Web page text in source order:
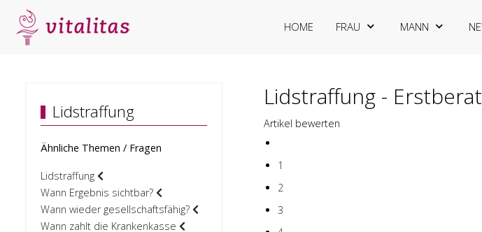
HOME FRAU MANN
Lidstraffung
Ähnliche Themen / Fragen
Lidstraffung
Wann Ergebnis sichtbar?
Wann wieder gesellschaftsfähig?
Wann zahlt die Krankenkasse
Lidstraffung -
Artikel bewerten
1
2
3